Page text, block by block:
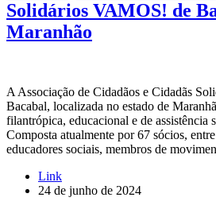
Solidários VAMOS! de
Maranhão
A Associação de Cidadãos e Cidadãs
Bacabal, localizada no estado de
filantrópica, educacional e de assistência
Composta atualmente por 67 sócios,
educadores sociais, membros de
Link
24 de junho de 2024